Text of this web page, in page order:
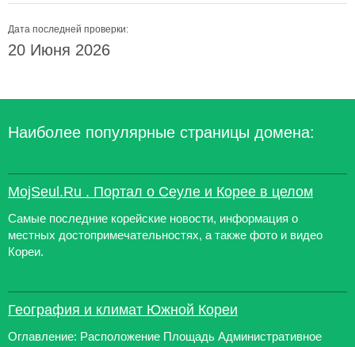
Дата последней проверки:
20 Июня 2026
Наиболее популярные страницы домена:
MojSeul.Ru . Портал о Сеуле и Корее в целом
Самые последние корейские новости, информация о
местных достопримечательностях, а также фото и видео
Кореи.
География и климат Южной Кореи
Оглавление: Расположение Площадь Административное